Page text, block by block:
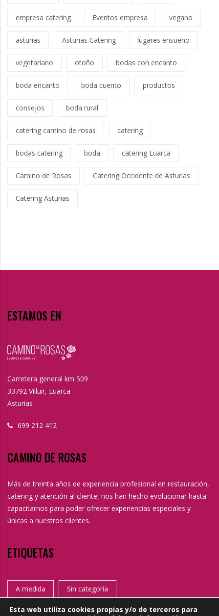
empresa catering Eventos empresa vegano
asturias Asturias Catering lugares ensueño
vegetariano otoño bodas con encanto
boda encanto boda cuento productos
consejos boda rural
catering camino de rosas catering
bodas catering boda catering Luarca
Camino de Rosas Catering Occidente de Asturias
Catering Asturias
ESTAMOS EN
Carretera general km 509
33792 Villuir, Luarca
Asturias
699 212 412
CAMINO DE ROSAS
Más de treinta años de experiencia profesional en restauración,
catering y atención al cliente, nos han hecho evolucionar hasta
capacitarnos para poder ofrecer experiencias especiales y
únicas a nuestros clientes.
ETIQUETAS
A medida Sin categoría
Esta web utiliza cookies propias y/o de terceros para